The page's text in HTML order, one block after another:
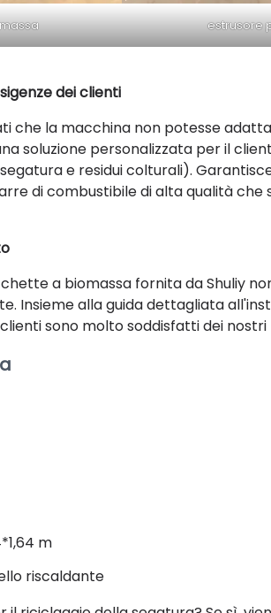
estrusore
dei clienti
che la macchina non potesse
soluzione personalizzata per il
e residui colturali).
di combustibile di alta qualità che
a biomassa fornita da Shuliy
Insieme alla guida dettagliata
sono molto soddisfatti dei nostri
m
riscaldante